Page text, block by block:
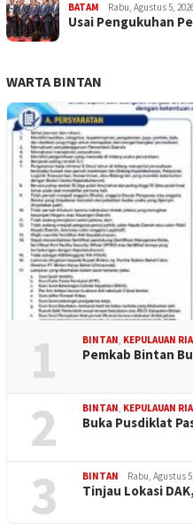
BATAM Rabu, Agustus 5,
Usai Pengukuhan
WARTA BINTAN
1 BINTAN, KEPULAUAN
Pemkab Bintan
2 BINTAN, KEPULAUAN
Buka Pusdiklat
3 BINTAN Rabu, Agustus
Tinjau Lokasi